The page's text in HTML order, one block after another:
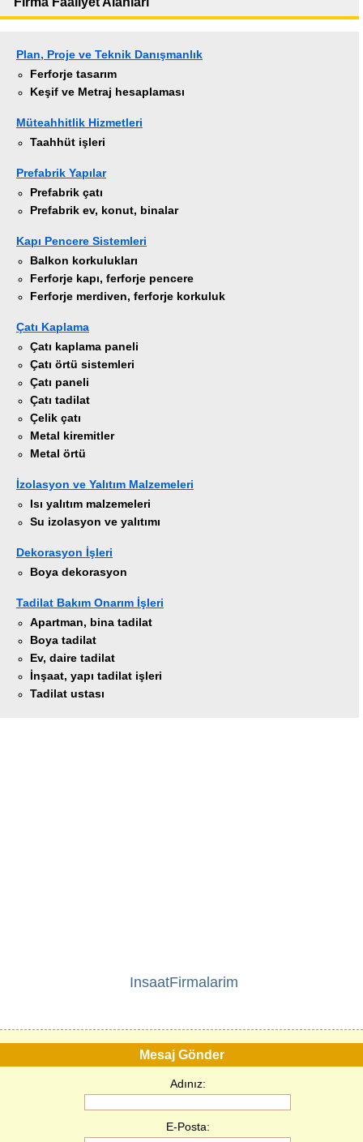
Plan, Proje ve Teknik Danışmanlık
Ferforje tasarım
Keşif ve Metraj hesaplaması
Müteahhitlik Hizmetleri
Taahhüt işleri
Prefabrik Yapılar
Prefabrik çatı
Prefabrik ev, konut, binalar
Kapı Pencere Sistemleri
Balkon korkulukları
Ferforje kapı, ferforje pencere
Ferforje merdiven, ferforje korkuluk
Çatı Kaplama
Çatı kaplama paneli
Çatı örtü sistemleri
Çatı paneli
Çatı tadilat
Çelik çatı
Metal kiremitler
Metal örtü
İzolasyon ve Yalıtım Malzemeleri
Isı yalıtım malzemeleri
Su izolasyon ve yalıtımı
Dekorasyon İşleri
Boya dekorasyon
Tadilat Bakım Onarım İşleri
Apartman, bina tadilat
Boya tadilat
Ev, daire tadilat
İnşaat, yapı tadilat işleri
Tadilat ustası
InsaatFirmalarim
Mesaj Gönder
Adınız:
E-Posta: